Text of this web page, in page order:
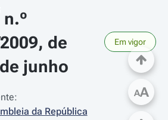
de
junho
Em vigor
da República
AA